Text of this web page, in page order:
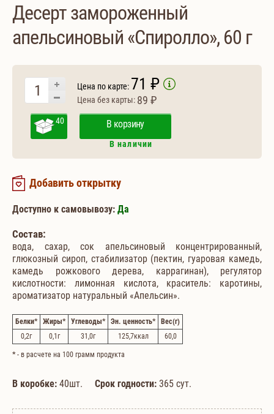
Десерт замороженный
апельсиновый «Спиролло», 60 г
Цена по карте: 71 ₽
Цена без карты: 89 ₽
40 В корзину
В наличии
Добавить открытку
Доступно к самовывозу: Да
Состав:
вода, сахар, сок апельсиновый концентрированный,
глюкозный сироп, стабилизатор (пектин, гуаровая камедь,
камедь рожкового дерева, каррагинан), регулятор
кислотности: лимонная кислота, краситель: каротины,
ароматизатор натуральный «Апельсин».
Белки* Жиры* Углеводы* Эн. ценность* Вес(г)
0,2г 0,1г 31,0г 125,7ккал 60,0
*- в расчете на 100 грамм продукта
В коробке: 40шт. Срок годности: 365 сут.